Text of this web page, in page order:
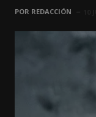
POR REDACCIÓN